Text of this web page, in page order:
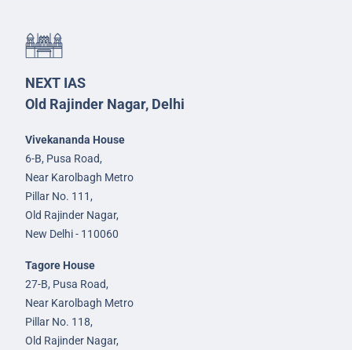
NEXT IAS
Old Rajinder Nagar, Delhi
Vivekananda House
6-B, Pusa Road,
Near Karolbagh Metro
Pillar No. 111,
Old Rajinder Nagar,
New Delhi - 110060
Tagore House
27-B, Pusa Road,
Near Karolbagh Metro
Pillar No. 118,
Old Rajinder Nagar,